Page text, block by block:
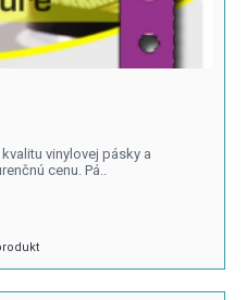
vinylovej pásky a
cenu. Pá..